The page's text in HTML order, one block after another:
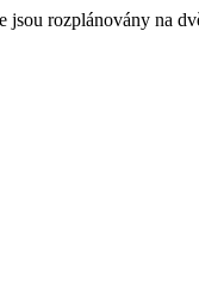
jsou rozplánovány na